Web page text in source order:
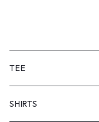
TEE
SHORT SLEEVE
SHIRTS